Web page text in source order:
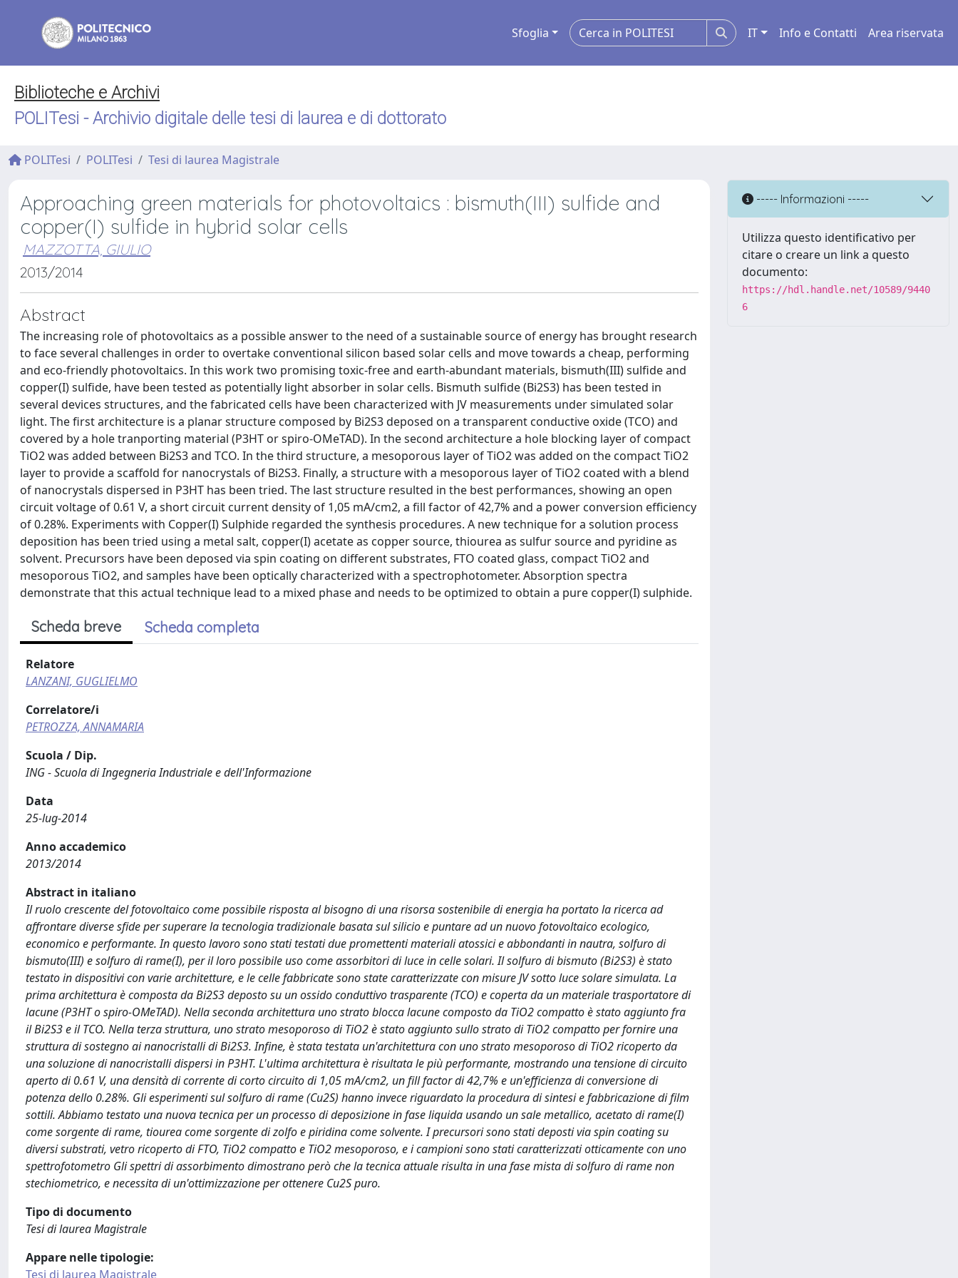
Sfoglia IT Info e Contatti Area riservata
Biblioteche e Archivi
POLITesi - Archivio digitale delle tesi di laurea e di dottorato
POLITesi POLITesi Tesi di laurea Magistrale
Approaching green materials for photovoltaics : bismuth(III) sulfide and
copper(I) sulfide in hybrid solar cells
MAZZOTTA, GIULIO
2013/2014
Abstract
The increasing role of photovoltaics as a possible answer to the need of a sustainable source of energy has brought research
to face several challenges in order to overtake conventional silicon based solar cells and move towards a cheap, performing
and eco-friendly photovoltaics. In this work two promising toxic-free and earth-abundant materials, bismuth(III) sulfide and
copper(I) sulfide, have been tested as potentially light absorber in solar cells. Bismuth sulfide (Bi2S3) has been tested in
several devices structures, and the fabricated cells have been characterized with JV measurements under simulated solar
light. The first architecture is a planar structure composed by Bi2S3 deposed on a transparent conductive oxide (TCO) and
covered by a hole tranporting material (P3HT or spiro-OMeTAD). In the second architecture a hole blocking layer of compact
TiO2 was added between Bi2S3 and TCO. In the third structure, a mesoporous layer of TiO2 was added on the compact TiO2
layer to provide a scaffold for nanocrystals of Bi2S3. Finally, a structure with a mesoporous layer of TiO2 coated with a blend
of nanocrystals dispersed in P3HT has been tried. The last structure resulted in the best performances, showing an open
circuit voltage of 0.61 V, a short circuit current density of 1,05 mA/cm2, a fill factor of 42,7% and a power conversion efficiency
of 0.28%. Experiments with Copper(I) Sulphide regarded the synthesis procedures. A new technique for a solution process
deposition has been tried using a metal salt, copper(I) acetate as copper source, thiourea as sulfur source and pyridine as
solvent. Precursors have been deposed via spin coating on different substrates, FTO coated glass, compact TiO2 and
mesoporous TiO2, and samples have been optically characterized with a spectrophotometer. Absorption spectra
demonstrate that this actual technique lead to a mixed phase and needs to be optimized to obtain a pure copper(I) sulphide.
Scheda breve Scheda completa
Relatore
LANZANI, GUGLIELMO
Correlatore/i
PETROZZA, ANNAMARIA
Scuola / Dip.
ING - Scuola di Ingegneria Industriale e dell'Informazione
Data
25-lug-2014
Anno accademico
2013/2014
Abstract in italiano
Il ruolo crescente del fotovoltaico come possibile risposta al bisogno di una risorsa sostenibile di energia ha portato la ricerca ad
affrontare diverse sfide per superare la tecnologia tradizionale basata sul silicio e puntare ad un nuovo fotovoltaico ecologico,
economico e performante. In questo lavoro sono stati testati due promettenti materiali atossici e abbondanti in nautra, solfuro di
bismuto(III) e solfuro di rame(I), per il loro possibile uso come assorbitori di luce in celle solari. Il solfuro di bismuto (Bi2S3) è stato
testato in dispositivi con varie architetture, e le celle fabbricate sono state caratterizzate con misure JV sotto luce solare simulata. La
prima architettura è composta da Bi2S3 deposto su un ossido conduttivo trasparente (TCO) e coperta da un materiale trasportatore di
lacune (P3HT o spiro-OMeTAD). Nella seconda architettura uno strato blocca lacune composto da TiO2 compatto è stato aggiunto fra
il Bi2S3 e il TCO. Nella terza struttura, uno strato mesoporoso di TiO2 è stato aggiunto sullo strato di TiO2 compatto per fornire una
struttura di sostegno ai nanocristalli di Bi2S3. Infine, è stata testata un'architettura con uno strato mesoporoso di TiO2 ricoperto da
una soluzione di nanocristalli dispersi in P3HT. L'ultima architettura è risultata le più performante, mostrando una tensione di circuito
aperto di 0.61 V, una densità di corrente di corto circuito di 1,05 mA/cm2, un fill factor di 42,7% e un'efficienza di conversione di
potenza dello 0.28%. Gli esperimenti sul solfuro di rame (Cu2S) hanno invece riguardato la procedura di sintesi e fabbricazione di film
sottili. Abbiamo testato una nuova tecnica per un processo di deposizione in fase liquida usando un sale metallico, acetato di rame(I)
come sorgente di rame, tiourea come sorgente di zolfo e piridina come solvente. I precursori sono stati deposti via spin coating su
diversi substrati, vetro ricoperto di FTO, TiO2 compatto e TiO2 mesoporoso, e i campioni sono stati caratterizzati otticamente con uno
spettrofotometro Gli spettri di assorbimento dimostrano però che la tecnica attuale risulta in una fase mista di solfuro di rame non
stechiometrico, e necessita di un'ottimizzazione per ottenere Cu2S puro.
Tipo di documento
Tesi di laurea Magistrale
Appare nelle tipologie:
Tesi di laurea Magistrale
----- Informazioni -----
Utilizza questo identificativo per
citare o creare un link a questo
documento:
https://hdl.handle.net/10589/9440
6